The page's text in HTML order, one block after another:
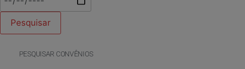
PESQUISAR CONVÊNIOS